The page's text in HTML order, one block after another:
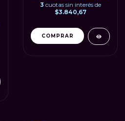
3 cuotas sin interés de
$3.840,67
COMPRAR